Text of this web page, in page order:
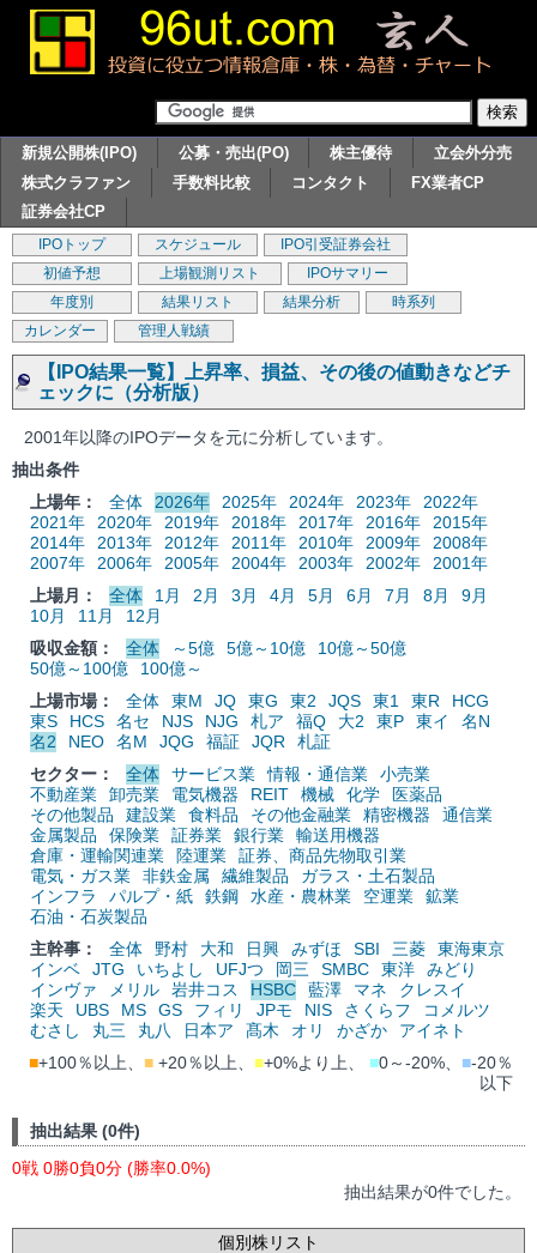
新規公開株(IPO) 公募・売出(PO) 株主優待
立会外分売
株式クラファン
手数料比較 コンタクト
FX業者CP
証券会社CP
IPOトップ スケジュール
IPO引受証券会社
初値予想
上場観測リスト
IPOサマリー
年度別
結果リスト 結果分析
時系列
カレンダー
管理人戦績
【IPO結果一覧】上昇率、損益、その後の値動きなどチ
ェックに（分析版）
2001年以降のIPOデータを元に分析しています。
抽出条件
上場年：
全体 2026年 2025年 2024年 2023年
2022年
2021年
2020年 2019年 2018年 2017年 2016年
2015年
2014年
2013年 2012年 2011年 2010年 2009年
2008年
2007年
2006年 2005年 2004年 2003年 2002年
2001年
上場月：
全体 1月 2月 3月 4月 5月 6月 7月 8月
9月
10月
11月
12月
吸収金額：
全体 ～5億 5億～10億
10億～50億
50億～100億
100億～
上場市場：
全体 東M JQ 東G 東2 JQS 東1 東R
HCG
東S
HCS 名セ NJS NJG 札ア 福Q 大2 東P 東イ
名N
名2
NEO 名M JQG 福証 JQR
札証
セクター：
全体 サービス業 情報・通信業
小売業
不動産業
卸売業 電気機器 REIT 機械 化学
医薬品
その他製品
建設業 食料品 その他金融業 精密機器
通信業
金属製品
保険業 証券業 銀行業
輸送用機器
倉庫・運輸関連業
陸運業
証券、商品先物取引業
電気・ガス業
非鉄金属 繊維製品
ガラス・土石製品
インフラ
パルプ・紙 鉄鋼 水産・農林業 空運業
鉱業
石油・石炭製品
主幹事：
全体 野村 大和 日興 みずほ SBI 三菱
東海東京
インベ
JTG いちよし UFJつ 岡三 SMBC 東洋
みどり
インヴァ
メリル 岩井コス HSBC 藍澤 マネ
クレスイ
楽天
UBS MS GS フィリ JPモ NIS さくらフ
コメルツ
むさし
丸三 丸八 日本ア 髙木 オリ かざか
アイネト
■+100％以上、 ■ +20％以上、 ■+0%より上、 ■0～-20%、 ■-20％
以下
抽出結果 (0件)
0戦 0勝0負0分 (勝率0.0%)
抽出結果が0件でした。
個別株リスト